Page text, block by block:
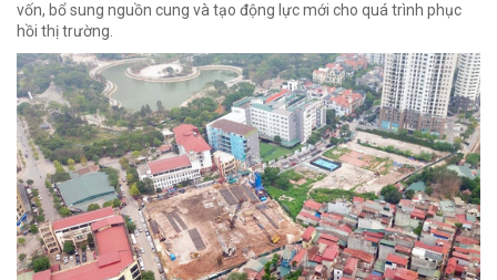
vốn, bổ sung nguồn cung và tạo động lực mới cho quá trình phục
hồi thị trường.